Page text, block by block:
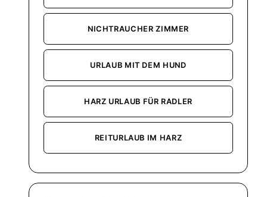
NICHTRAUCHER ZIMMER
URLAUB MIT DEM HUND
HARZ URLAUB FÜR RADLER
REITURLAUB IM HARZ